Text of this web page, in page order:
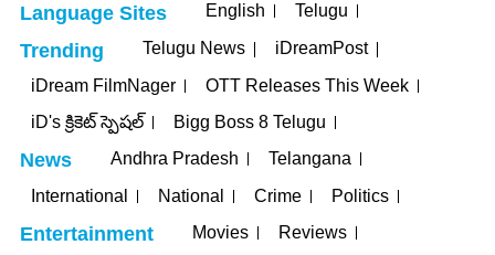
Language Sites English Telugu
Trending Telugu News
iDreamPost
iDream FilmNager
OTT Releases This Week
iD's క్రికెట్ స్పెషల్
Bigg Boss 8 Telugu
News Andhra Pradesh
Telangana
International
National Crime Politics
Entertainment Movies Reviews